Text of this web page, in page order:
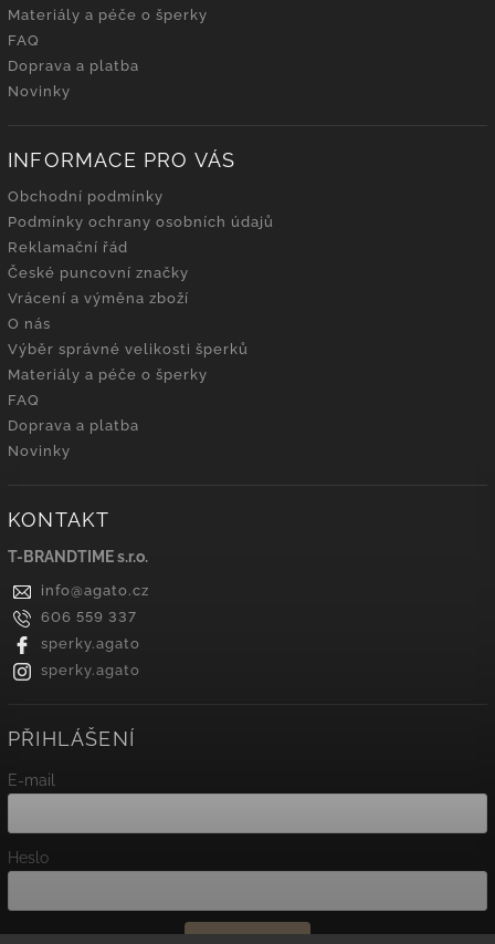
Materiály a péče o šperky
FAQ
Doprava a platba
Novinky
INFORMACE PRO VÁS
Obchodní podmínky
Podmínky ochrany osobních údajů
Reklamační řád
České puncovní značky
Vrácení a výměna zboží
O nás
Výběr správné velikosti šperků
Materiály a péče o šperky
FAQ
Doprava a platba
Novinky
KONTAKT
T-BRANDTIME s.r.o.
info@agato.cz
606 559 337
sperky.agato
sperky.agato
PŘIHLÁŠENÍ
E-mail
Heslo